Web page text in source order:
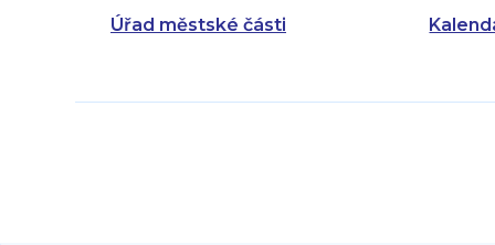
Úřad městské části